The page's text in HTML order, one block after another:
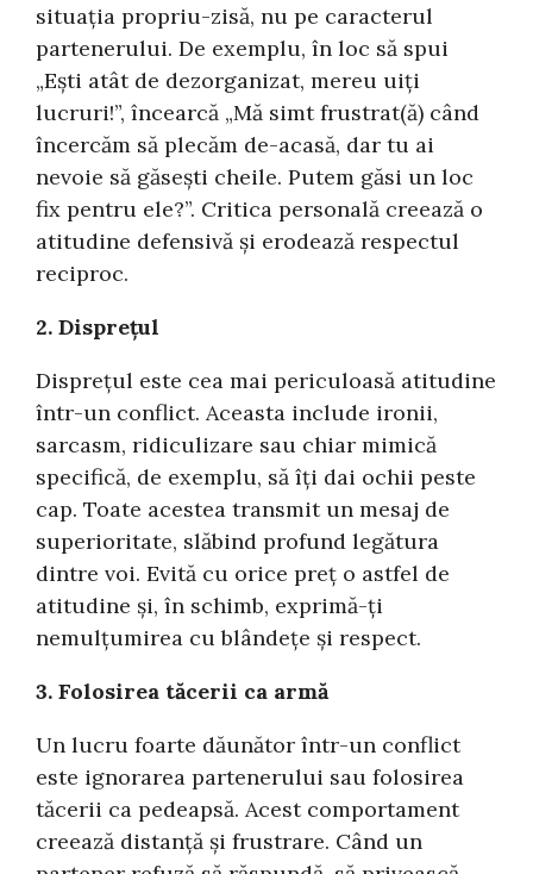
situația propriu-zisă, nu pe caracterul
partenerului. De exemplu, în loc să spui
„Ești atât de dezorganizat, mereu uiți
lucruri!”, încearcă „Mă simt frustrat(ă) când
încercăm să plecăm de-acasă, dar tu ai
nevoie să găsești cheile. Putem găsi un loc
fix pentru ele?”. Critica personală creează o
atitudine defensivă și erodează respectul
reciproc.
2. Disprețul
Disprețul este cea mai periculoasă atitudine
într-un conflict. Aceasta include ironii,
sarcasm, ridiculizare sau chiar mimică
specifică, de exemplu, să îți dai ochii peste
cap. Toate acestea transmit un mesaj de
superioritate, slăbind profund legătura
dintre voi. Evită cu orice preț o astfel de
atitudine și, în schimb, exprimă-ți
nemulțumirea cu blândețe și respect.
3. Folosirea tăcerii ca armă
Un lucru foarte dăunător într-un conflict
este ignorarea partenerului sau folosirea
tăcerii ca pedeapsă. Acest comportament
creează distanță și frustrare. Când un